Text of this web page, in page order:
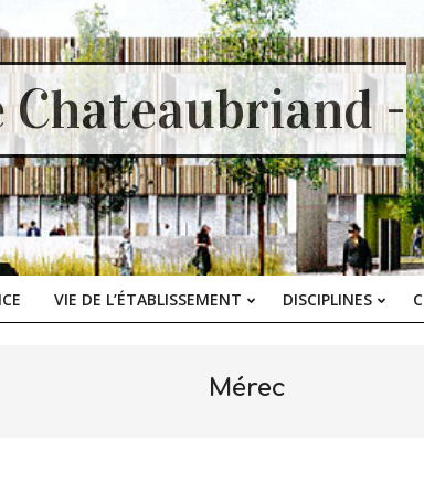
Chateaubriand -
Primary
VIE DE L’ÉTABLISSEMENT DISCIPLINES
Mérec